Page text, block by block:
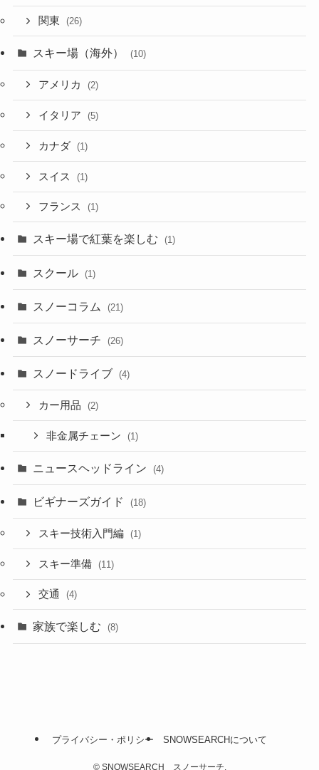
関東 (26)
スキー場（海外） (10)
アメリカ (2)
イタリア (5)
カナダ (1)
スイス (1)
フランス (1)
スキー場で紅葉を楽しむ (1)
スクール (1)
スノーコラム (21)
スノーサーチ (26)
スノードライブ (4)
カー用品 (2)
非金属チェーン (1)
ニュースヘッドライン (4)
ビギナーズガイド (18)
スキー技術入門編 (1)
スキー準備 (11)
交通 (4)
家族で楽しむ (8)
プライバシー・ポリシー SNOWSEARCHについて
©SNOWSEARCH スノーサーチ.